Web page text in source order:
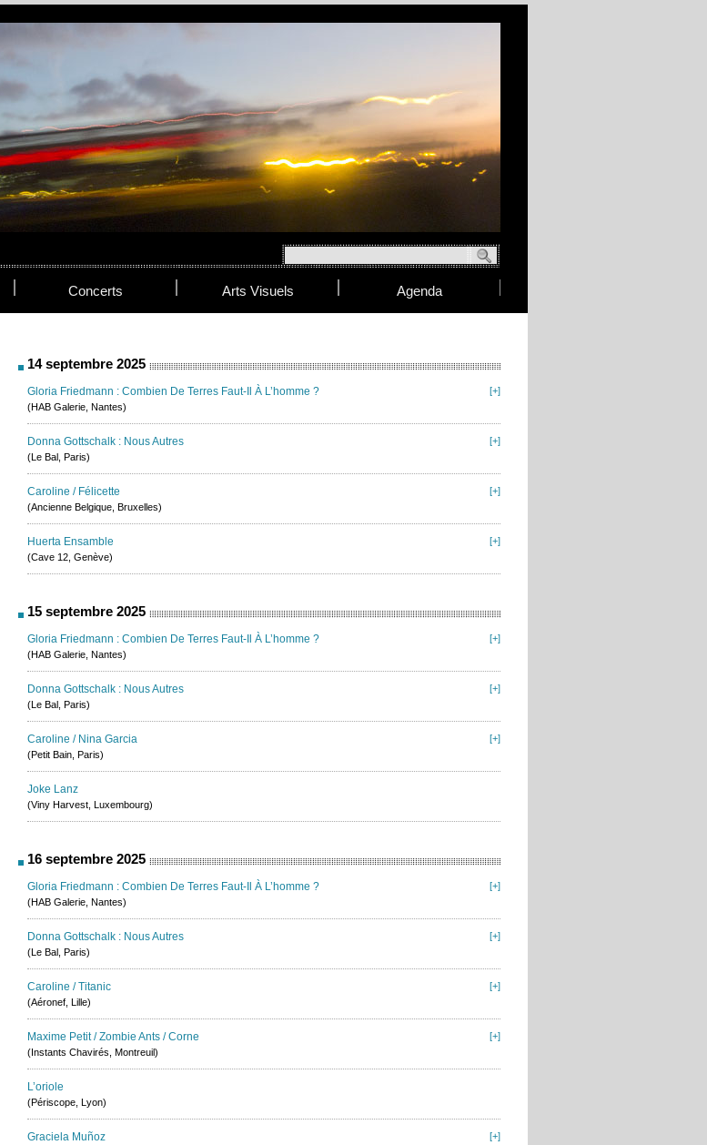
Concerts Arts Visuels Agenda
14 septembre 2025
Gloria Friedmann : Combien De Terres Faut-Il À L’homme ?
[+]
(HAB Galerie, Nantes)
Donna Gottschalk : Nous Autres
[+]
(Le Bal, Paris)
Caroline / Félicette
[+]
(Ancienne Belgique, Bruxelles)
Huerta Ensamble
[+]
(Cave 12, Genève)
15 septembre 2025
Gloria Friedmann : Combien De Terres Faut-Il À L’homme ?
[+]
(HAB Galerie, Nantes)
Donna Gottschalk : Nous Autres
[+]
(Le Bal, Paris)
Caroline / Nina Garcia
[+]
(Petit Bain, Paris)
Joke Lanz
(Viny Harvest, Luxembourg)
16 septembre 2025
Gloria Friedmann : Combien De Terres Faut-Il À L’homme ?
[+]
(HAB Galerie, Nantes)
Donna Gottschalk : Nous Autres
[+]
(Le Bal, Paris)
Caroline / Titanic
[+]
(Aéronef, Lille)
Maxime Petit / Zombie Ants / Corne
[+]
(Instants Chavirés, Montreuil)
L’oriole
(Périscope, Lyon)
Graciela Muñoz
[+]